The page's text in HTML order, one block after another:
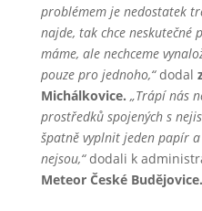
problémem je nedostatek
najde, tak chce neskutečné
máme, ale nechceme
pouze pro jednoho,“dodal
Michálkovice. „Trápí nás
prostředků spojených s
špatně vyplnit jeden papír
nejsou,“dodali k
Meteor České Budějovice.